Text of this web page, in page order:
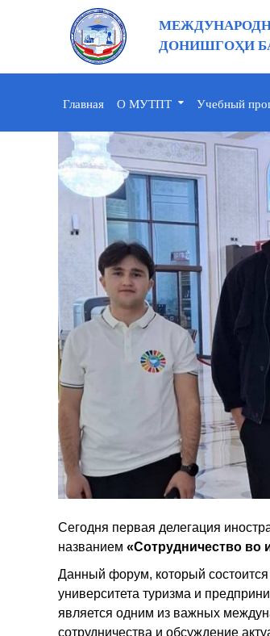
ДОНИШГОҲИ
Главная О МУТПТ Учебный
Сегодня первая делегация
названием «Сотрудничество во
Данный форум, который
университета туризма и
является одним из важных
сотрудничества и обсуждение